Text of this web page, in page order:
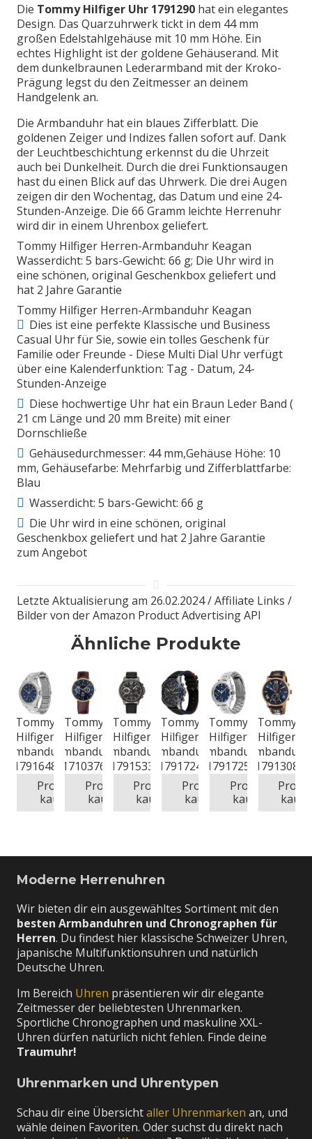
Die Tommy Hilfiger Uhr 1791290 hat ein elegantes
Design. Das Quarzuhrwerk tickt in dem 44 mm
großen Edelstahlgehäuse mit 10 mm Höhe. Ein
echtes Highlight ist der goldene Gehäuserand. Mit
dem dunkelbraunen Lederarmband mit der Kroko-
Prägung legst du den Zeitmesser an deinem
Handgelenk an.
Die Armbanduhr hat ein blaues Zifferblatt. Die
goldenen Zeiger und Indizes fallen sofort auf. Dank
der Leuchtbeschichtung erkennst du die Uhrzeit
auch bei Dunkelheit. Durch die drei Funktionsaugen
hast du einen Blick auf das Uhrwerk. Die drei Augen
zeigen dir den Wochentag, das Datum und eine 24-
Stunden-Anzeige. Die 66 Gramm leichte Herrenuhr
wird dir in einem Uhrenbox geliefert.
Tommy Hilfiger Herren-Armbanduhr Keagan
Wasserdicht: 5 bars-Gewicht: 66 g; Die Uhr wird in
eine schönen, original Geschenkbox geliefert und
hat 2 Jahre Garantie
Tommy Hilfiger Herren-Armbanduhr Keagan
Dies ist eine perfekte Klassische und Business
Casual Uhr für Sie, sowie ein tolles Geschenk für
Familie oder Freunde - Diese Multi Dial Uhr verfügt
über eine Kalenderfunktion: Tag - Datum, 24-
Stunden-Anzeige
Diese hochwertige Uhr hat ein Braun Leder Band (
21 cm Länge und 20 mm Breite) mit einer
Dornschließe
Gehäusedurchmesser: 44 mm,Gehäuse Höhe: 10
mm, Gehäusefarbe: Mehrfarbig und Zifferblattfarbe:
Blau
Wasserdicht: 5 bars-Gewicht: 66 g
Die Uhr wird in eine schönen, original
Geschenkbox geliefert und hat 2 Jahre Garantie
zum Angebot
Letzte Aktualisierung am 26.02.2024 / Affiliate Links /
Bilder von der Amazon Product Advertising API
Ähnliche Produkte
Tommy
Hilfiger
Armbanduhr
1791648
Produkt
kaufen
Tommy
Hilfiger
Armbanduhr
1710376
Produkt
kaufen
Tommy
Hilfiger
Armbanduhr
1791533
Produkt
kaufen
Tommy
Hilfiger
Armbanduhr
1791724
Produkt
kaufen
Tommy
Hilfiger
Armbanduhr
1791725
Produkt
kaufen
Tommy
Hilfiger
Armbanduhr
1791308
Moderne Herrenuhren
Wir bieten dir ein ausgewähltes Sortiment mit den
besten Armbanduhren und Chronographen für
Herren. Du findest hier klassische Schweizer Uhren,
japanische Multifunktionsuhren und natürlich
Deutsche Uhren.
Im Bereich Uhren präsentieren wir dir elegante
Zeitmesser der beliebtesten Uhrenmarken.
Sportliche Chronographen und maskuline XXL-
Uhren dürfen natürlich nicht fehlen. Finde deine
Traumuhr!
Uhrenmarken und Uhrentypen
Schau dir eine Übersichtaller Uhrenmarken an, und
wähle deinen Favoriten. Oder suchst du direkt nach